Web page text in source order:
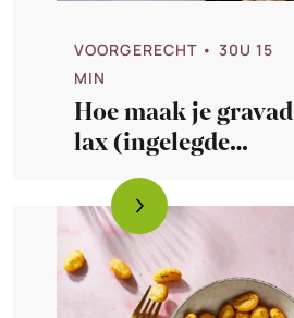
VOORGERECHT • 30U 15
MIN
Hoe maak je gravad
lax (ingelegde
zalm) met biet